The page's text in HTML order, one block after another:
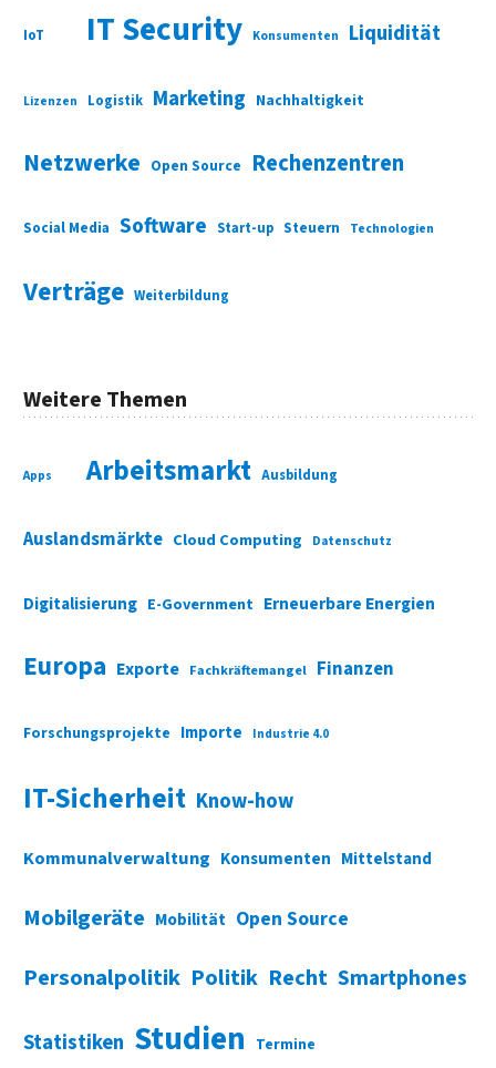
IoT IT Security Konsumenten Liquidität
Lizenzen Logistik Marketing Nachhaltigkeit
Netzwerke Open Source Rechenzentren
Social Media Software Start-up Steuern Technologien
Verträge Weiterbildung
Weitere Themen
Apps Arbeitsmarkt Ausbildung
Auslandsmärkte Cloud Computing Datenschutz
Digitalisierung E-Government Erneuerbare Energien
Europa Exporte Fachkräftemangel Finanzen
Forschungsprojekte Importe Industrie 4.0
IT-Sicherheit Know-how
Kommunalverwaltung Konsumenten Mittelstand
Mobilgeräte Mobilität Open Source
Personalpolitik Politik Recht Smartphones
Statistiken Studien Termine